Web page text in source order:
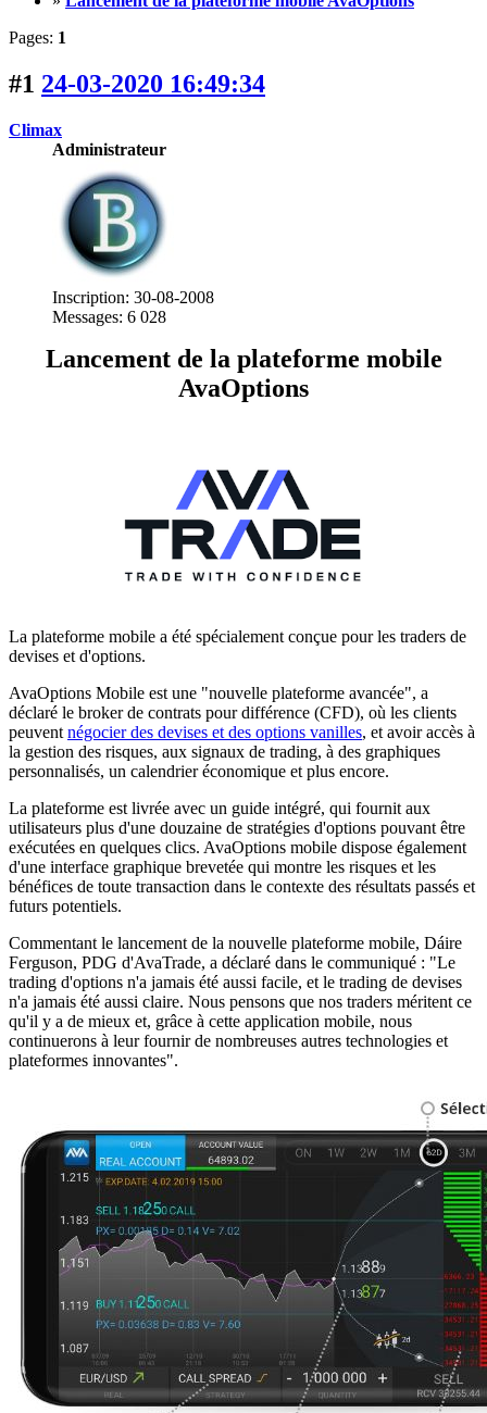
Pages: 1
#1 24-03-2020 16:49:34
Climax
Administrateur
Inscription: 30-08-2008
Messages: 6 028
Lancement de la plateforme mobile
AvaOptions
La plateforme mobile a été spécialement conçue pour les traders de
devises et d'options.
AvaOptions Mobile est une "nouvelle plateforme avancée", a
déclaré le broker de contrats pour différence (CFD), où les clients
peuvent négocier des devises et des options vanilles, et avoir accès à
la gestion des risques, aux signaux de trading, à des graphiques
personnalisés, un calendrier économique et plus encore.
La plateforme est livrée avec un guide intégré, qui fournit aux
utilisateurs plus d'une douzaine de stratégies d'options pouvant être
exécutées en quelques clics. AvaOptions mobile dispose également
d'une interface graphique brevetée qui montre les risques et les
bénéfices de toute transaction dans le contexte des résultats passés et
futurs potentiels.
Commentant le lancement de la nouvelle plateforme mobile, Dáire
Ferguson, PDG d'AvaTrade, a déclaré dans le communiqué : "Le
trading d'options n'a jamais été aussi facile, et le trading de devises
n'a jamais été aussi claire. Nous pensons que nos traders méritent ce
qu'il y a de mieux et, grâce à cette application mobile, nous
continuerons à leur fournir de nombreuses autres technologies et
plateformes innovantes".